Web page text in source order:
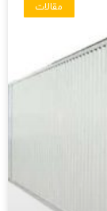
مقالات